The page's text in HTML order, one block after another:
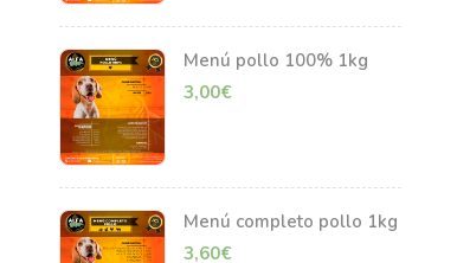
Menú pollo 100% 1kg
3,00€
Menú completo pollo 1kg
3,60€